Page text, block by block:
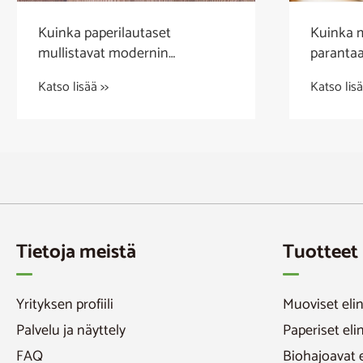
Kuinka paperilautaset
mullistavat modernin
Katso lisää >>
Kuinka
Katso
Tietoja meistä
Yrityksen profiili
Palvelu ja näyttely
FAQ
Tuotteet
Muoviset
Paperiset
Biohajoavat